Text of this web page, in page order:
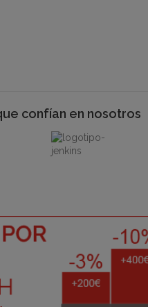
confían en nosotros